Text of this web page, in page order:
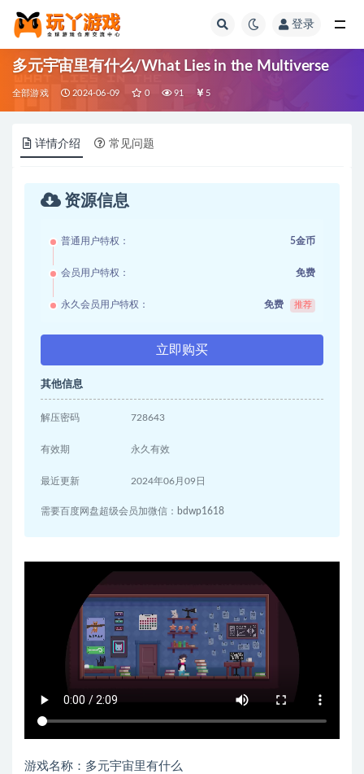
登录
多元宇宙里有什么/What Lies in the Multiverse
全部游戏 2024-06-09 0 91 5
详情介绍 常见问题
资源信息
普通用户特权： 5金币
会员用户特权： 免费
永久会员用户特权： 免费 推荐
立即购买
其他信息
解压密码 728643
有效期 永久有效
最近更新 2024年06月09日
需要百度网盘超级会员加微信：bdwp1618
游戏名称：多元宇宙里有什么